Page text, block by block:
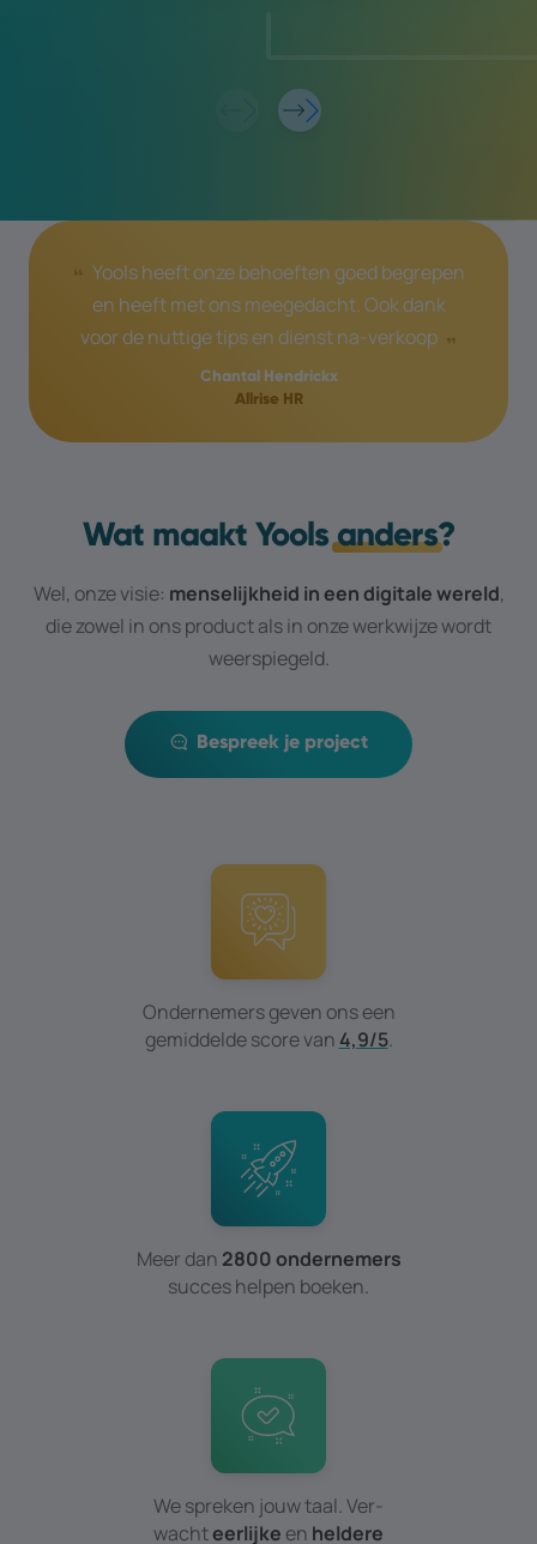
Wat maakt Yoolsanders?
Wel, onze visie: menselijkheid in een digitale wereld,
die zowel in ons product als in onze werkwijze wordt
weerspiegeld.
Bespreek je project
Yools heeft onze behoeften goed begrepen
en heeft met ons meegedacht. Ook dank
voor de nuttige tips en dienst na-verkoop
Chantal Hendrickx
Allrise HR
Ondernemers geven ons een
gemiddelde score van 4,9/5.
Meer dan 2800 ondernemers
succes helpen boeken.
We spreken jouw taal. Ver­
wachteerlijke en heldere